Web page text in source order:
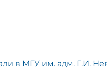
в МГУ им. адм. Г.И.